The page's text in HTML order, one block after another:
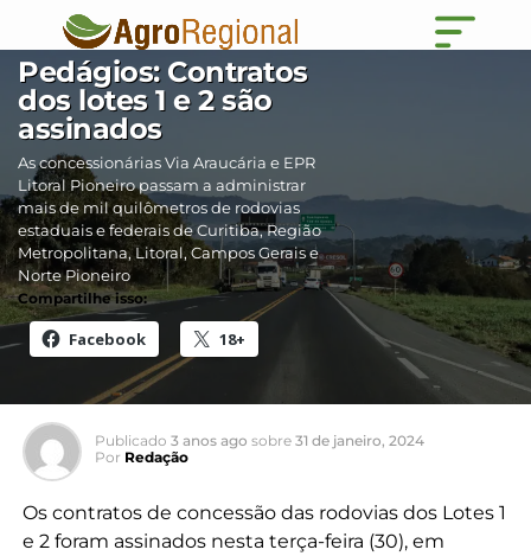
PARANÁ
Pedágios: Contratos
dos lotes 1 e 2 são
assinados
As concessionárias Via Araucária e EPR
Litoral Pioneiro passam a administrar
mais de mil quilômetros de rodovias
estaduais e federais de Curitiba, Região
Metropolitana, Litoral, Campos Gerais e
Norte Pioneiro
Compartilhe isso:
Facebook 18+
Publicado 3 anos ago sobre 31 de janeiro, 2024
Por Redação
Os contratos de concessão das rodovias dos Lotes 1
e 2 foram assinados nesta terça-feira (30), em